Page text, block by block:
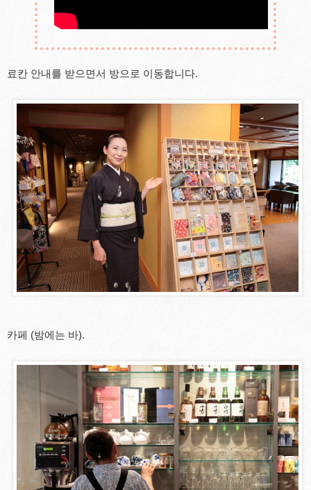
료칸 안내를 받으면서 방으로 이동합니다.
카페 (밤에는 바).